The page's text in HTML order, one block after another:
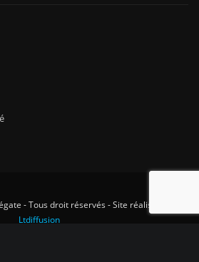
- Tous droit réservés - Site réalisé par
Ltdiffusion